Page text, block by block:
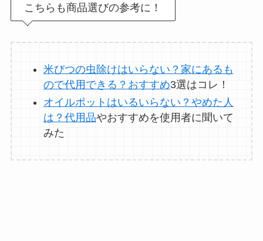
敷きパッドシーツは
いらないしダサい？
るのはどう？代わり
はある？
おむつ用ゴミ箱はい
こちらも商品選びの参考に！
米びつの虫除けはいらない？家にあるも
ので代用できる？おすすめ3選はコレ！
オイルポットはいるいらない？やめた人
は？代用品やおすすめを使用者に聞いて
みた